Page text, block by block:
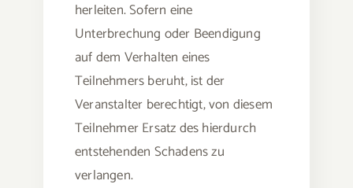
herleiten. Sofern eine
Unterbrechung oder Beendigung
auf dem Verhalten eines
Teilnehmers beruht, ist der
Veranstalter berechtigt, von diesem
Teilnehmer Ersatz des hierdurch
entstehenden Schadens zu
verlangen.